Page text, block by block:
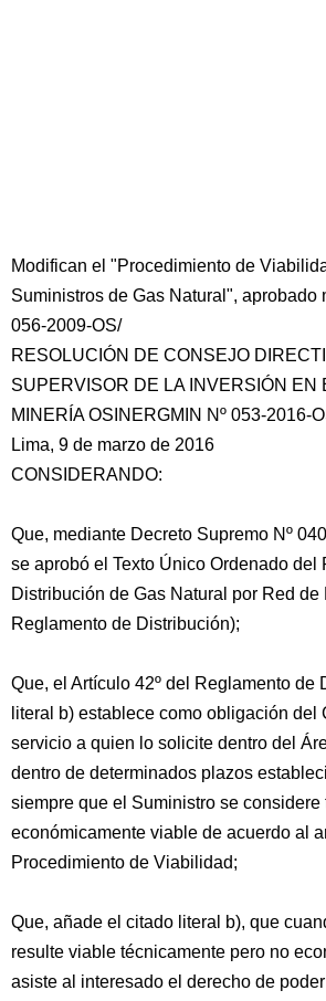
Modifican el "Procedimiento de
Suministros de Gas Natural", aprobado
056-2009-OS/
RESOLUCIÓN DE CONSEJO
SUPERVISOR DE LA INVERSIÓN EN
MINERÍA OSINERGMIN Nº 053-2016-
Lima, 9 de marzo de 2016
CONSIDERANDO:
Que, mediante Decreto Supremo Nº
se aprobó el Texto Único Ordenado del
Distribución de Gas Natural por Red
Reglamento de Distribución);
Que, el Artículo 42º del Reglamento de
literal b) establece como obligación del
servicio a quien lo solicite dentro del
dentro de determinados plazos
siempre que el Suministro se considere
económicamente viable de acuerdo al
Procedimiento de Viabilidad;
Que, añade el citado literal b), que
resulte viable técnicamente pero no
asiste al interesado el derecho de